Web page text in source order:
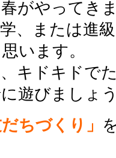
がやってき
、または進
います。
キドキドで
遊びましょ
だちづくり」